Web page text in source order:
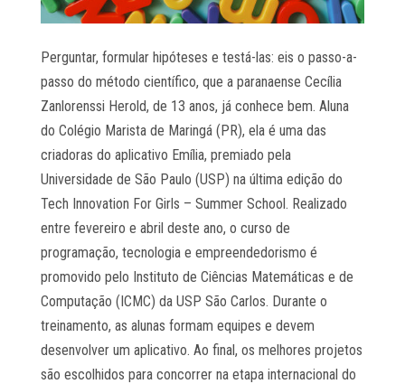
Perguntar, formular hipóteses e testá-las: eis o passo-a-
passo do método científico, que a paranaense Cecília
Zanlorenssi Herold, de 13 anos, já conhece bem. Aluna
do Colégio Marista de Maringá (PR), ela é uma das
criadoras do aplicativo Emília, premiado pela
Universidade de São Paulo (USP) na última edição do
Tech Innovation For Girls – Summer School. Realizado
entre fevereiro e abril deste ano, o curso de
programação, tecnologia e empreendedorismo é
promovido pelo Instituto de Ciências Matemáticas e de
Computação (ICMC) da USP São Carlos. Durante o
treinamento, as alunas formam equipes e devem
desenvolver um aplicativo. Ao final, os melhores projetos
são escolhidos para concorrer na etapa internacional do